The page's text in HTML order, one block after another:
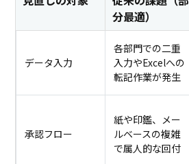
分最適）
データ入力
各部門での二重
入力やExcelへの
転記作業が発生
承認フロー
紙や印鑑、メー
ルベースの複雑
で属人的な回付